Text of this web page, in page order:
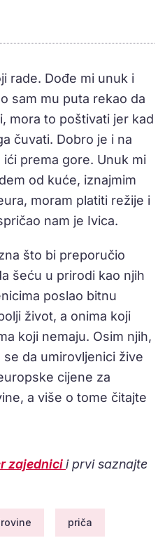
rade. Dođe mi unuk i
sam mu puta rekao da
mora to poštivati jer kad
čuvati. Dobro je i na
prema gore. Unuk mi
od kuće, iznajmim
moram platiti režije i
nam je Ivica.
što bi preporučio
šeću u prirodi kao njih
poslao bitnu
život, a onima koji
koji nemaju. Osim njih,
da umirovljenici žive
cijene za
a više o tome čitajte
zajednicii prvi saznajte
priča